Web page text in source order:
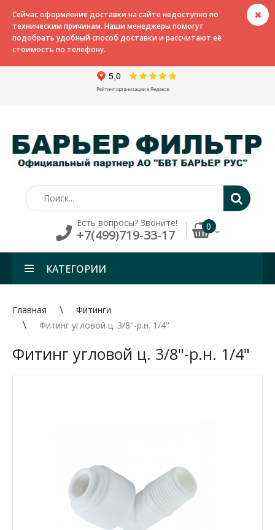
Сейчас оформление доставки на сайте недоступно по
техническим причинам. Наши менеджеры помогут
подобрать удобный способ доставки и рассчитают её
стоимость по телефону.
Есть вопросы? Звоните!
+7(499)719-33-17
0
КАТЕГОРИИ
Главная
Фитинги
Фитинг угловой ц. 3/8"-р.н. 1/4"
Фитинг угловой ц. 3/8"-р.н. 1/4"